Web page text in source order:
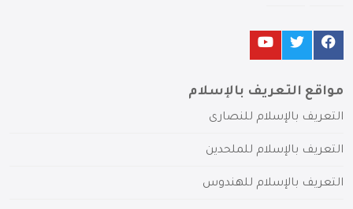
مواقع التعريف بالإسلام
التعريف بالإسلام للنصارى
التعريف بالإسلام للملحدين
التعريف بالإسلام للهندوس